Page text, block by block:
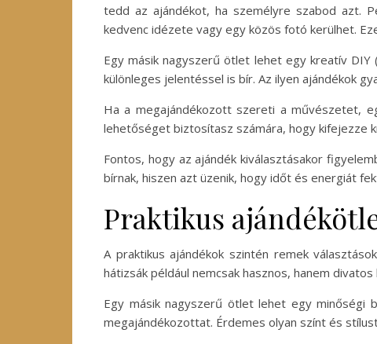
tedd az ajándékot, ha személyre szabod azt.
kedvenc idézete vagy egy közös fotó kerülhet.
Egy másik nagyszerű ötlet lehet egy kreatív DIY
különleges jelentéssel is bír. Az ilyen ajándékok
Ha a megajándékozott szereti a művészetet,
lehetőséget biztosítasz számára, hogy kifejezze
Fontos, hogy az ajándék kiválasztásakor
bírnak, hiszen azt üzenik, hogy időt és energiát
Praktikus
A praktikus ajándékok szintén remek
hátizsák például nemcsak hasznos, hanem
Egy másik nagyszerű ötlet lehet egy minőségi
megajándékozottat. Érdemes olyan színt és